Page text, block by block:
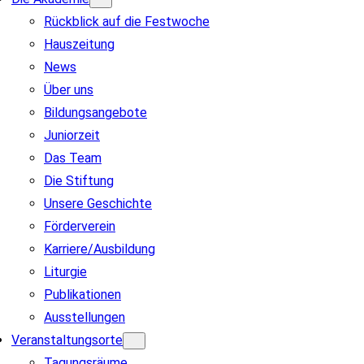
Rückblick auf die Festwoche
Hauszeitung
News
Über uns
Bildungsangebote
Juniorzeit
Das Team
Die Stiftung
Unsere Geschichte
Förderverein
Karriere/Ausbildung
Liturgie
Publikationen
Ausstellungen
Veranstaltungsorte